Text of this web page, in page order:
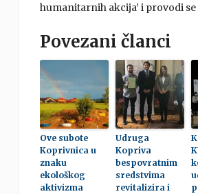
humanitarnih akcija’ i provodi
Povezani članci
Ove subote
Koprivnica u
znaku
ekološkog
aktivizma
Udruga
Kopriva
bespovratnim
sredstvima
revitalizira i